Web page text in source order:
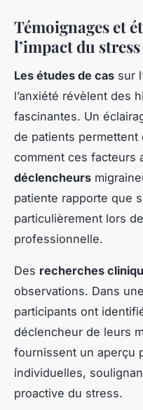
Témoignages et
l’impact du
Les études de cas sur
l’anxiété révèlent des
fascinantes. Un
de patients permettent
comment ces facteurs
déclencheurs
patiente rapporte que
particulièrement lors
professionnelle.
Des recherches
observations. Dans
participants ont
déclencheur de leurs
fournissent un aperçu
individuelles,
proactive du stress.